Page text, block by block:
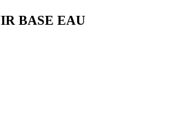
BASE EAU